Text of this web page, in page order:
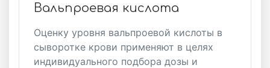
Вальпроевая кислота
Оценку уровня вальпроевой кислоты в
сыворотке крови применяют в целях
индивидуального подбора дозы и